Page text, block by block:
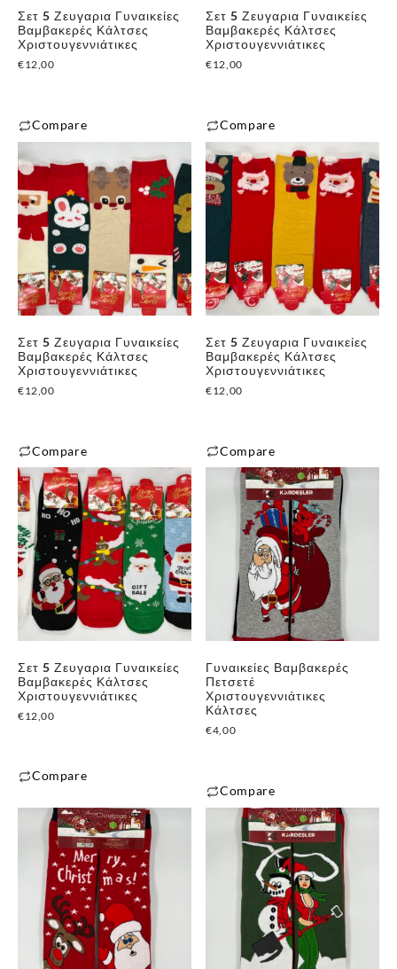
Σετ 5 Ζευγαρια Γυναικείες
Βαμβακερές Κάλτσες
Χριστουγεννιάτικες
€12,00
Compare
Σετ 5 Ζευγαρια Γυναικείες
Βαμβακερές Κάλτσες
Χριστουγεννιάτικες
€12,00
Compare
Σετ 5 Ζευγαρια Γυναικείες
Βαμβακερές Κάλτσες
Χριστουγεννιάτικες
€12,00
Compare
Σετ 5 Ζευγαρια Γυναικείες
Βαμβακερές Κάλτσες
Χριστουγεννιάτικες
€12,00
Compare
Σετ 5 Ζευγαρια Γυναικείες
Βαμβακερές Κάλτσες
Χριστουγεννιάτικες
€12,00
Compare
Γυναικείες Βαμβακερές
Πετσετέ
Χριστουγεννιάτικες
Κάλτσες
€4,00
Compare